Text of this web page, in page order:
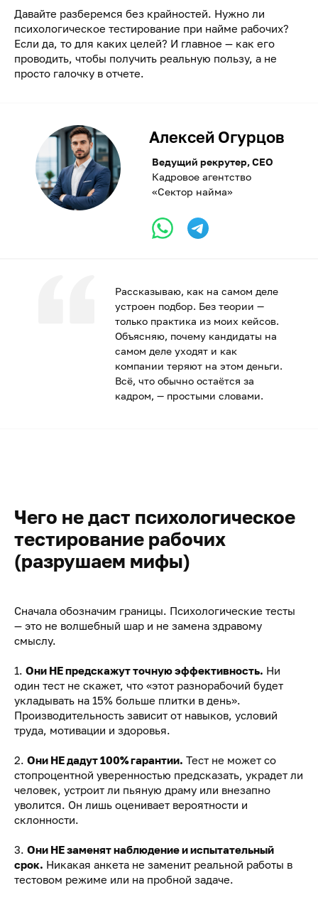
Давайте разберемся без крайностей. Нужно ли
психологическое тестирование при найме рабочих?
Если да, то для каких целей? И главное — как его
проводить, чтобы получить реальную пользу, а не
просто галочку в отчете.
Рассказываю, как на самом деле
устроен подбор. Без теории —
только практика из моих кейсов.
Объясняю, почему кандидаты на
самом деле уходят и как
компании теряют на этом деньги.
Всё, что обычно остаётся за
кадром, — простыми словами.
Алексей Огурцов
Ведущий рекрутер, CEO
Кадровое агентство
«Сектор найма»
Чего не даст психологическое
тестирование рабочих
(разрушаем мифы)
Сначала обозначим границы. Психологические тесты
— это не волшебный шар и не замена здравому
смыслу.
1. Они НЕ предскажут точную эффективность. Ни
один тест не скажет, что «этот разнорабочий будет
укладывать на 15% больше плитки в день».
Производительность зависит от навыков, условий
труда, мотивации и здоровья.
2. Они НЕ дадут 100% гарантии. Тест не может со
стопроцентной уверенностью предсказать, украдет ли
человек, устроит ли пьяную драму или внезапно
уволится. Он лишь оценивает вероятности и
склонности.
3. Они НЕ заменят наблюдение и испытательный
срок. Никакая анкета не заменит реальной работы в
тестовом режиме или на пробной задаче.